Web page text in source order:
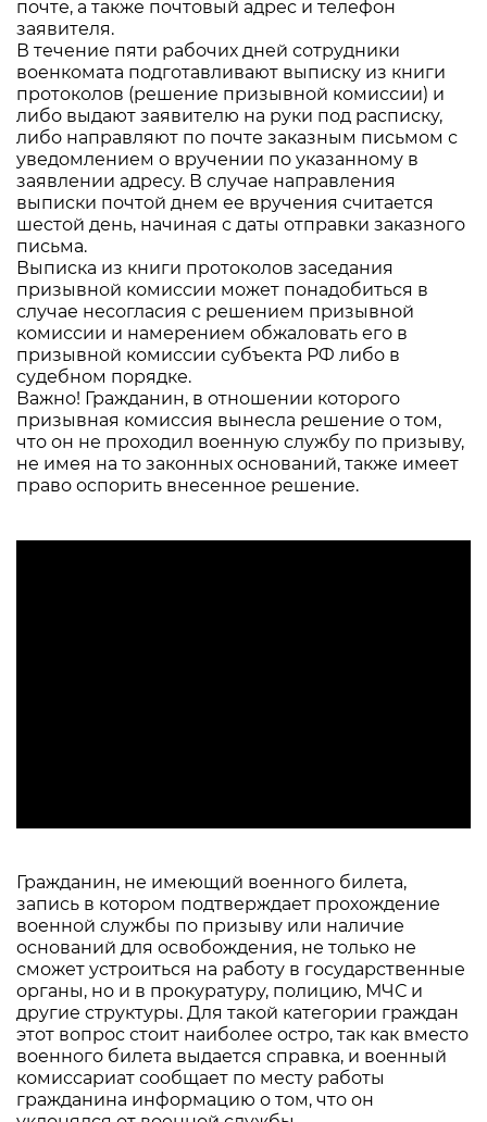
почте, а также почтовый адрес и телефон
заявителя.
В течение пяти рабочих дней сотрудники
военкомата подготавливают выписку из книги
протоколов (решение призывной комиссии) и
либо выдают заявителю на руки под расписку,
либо направляют по почте заказным письмом с
уведомлением о вручении по указанному в
заявлении адресу. В случае направления
выписки почтой днем ее вручения считается
шестой день, начиная с даты отправки заказного
письма.
Выписка из книги протоколов заседания
призывной комиссии может понадобиться в
случае несогласия с решением призывной
комиссии и намерением обжаловать его в
призывной комиссии субъекта РФ либо в
судебном порядке.
Важно! Гражданин, в отношении которого
призывная комиссия вынесла решение о том,
что он не проходил военную службу по призыву,
не имея на то законных оснований, также имеет
право оспорить внесенное решение.
Гражданин, не имеющий военного билета,
запись в котором подтверждает прохождение
военной службы по призыву или наличие
оснований для освобождения, не только не
сможет устроиться на работу в государственные
органы, но и в прокуратуру, полицию, МЧС и
другие структуры. Для такой категории граждан
этот вопрос стоит наиболее остро, так как вместо
военного билета выдается справка, и военный
комиссариат сообщает по месту работы
гражданина информацию о том, что он